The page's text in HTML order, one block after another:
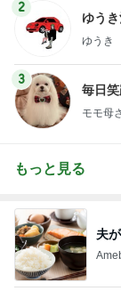
2
ゆう
ゆうき
3
毎日
モモ母
もっと見る
夫